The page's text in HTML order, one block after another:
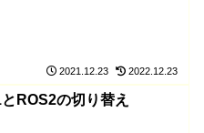
2021.12.23 2022.12.23
ROS2の切り替え